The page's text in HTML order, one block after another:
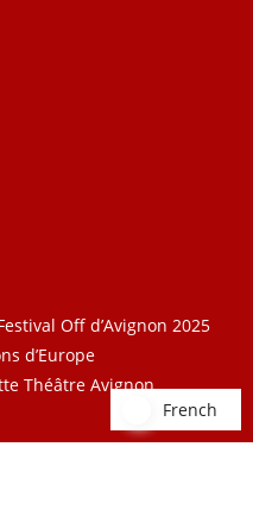
Off d’Avignon 2025
d’Europe
Théâtre Avignon
French
French